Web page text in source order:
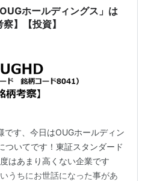
ホールディングス」は
】【投資】
す、今日はOUGホールディン
ついてです！東証スタンダード
はあまり高くない企業です
うちにお世話になった事があ